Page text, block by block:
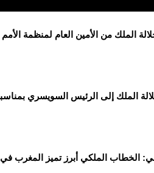
الملك من الأمين العام لمنظمة
الملك إلى الرئيس السويسري
الخطاب الملكي أبرز تميز المغرب